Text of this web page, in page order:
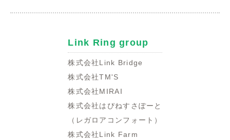
Link Ring group
株式会社Link Bridge
株式会社TM'S
株式会社MIRAI
株式会社はぴねすさぽーと
（レガロアコンフォート）
株式会社Link Farm